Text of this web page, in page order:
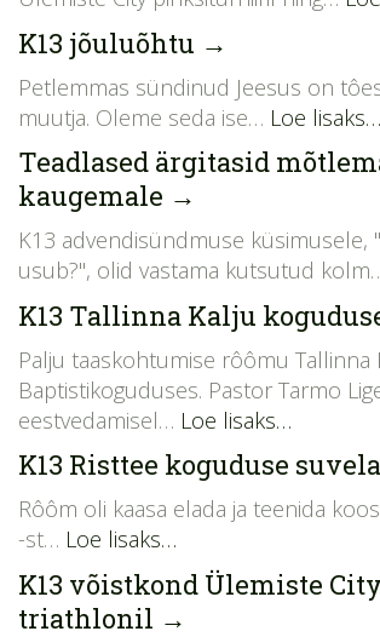
K13 jõuluõhtu →
Petlemmas sündinud Jeesus on
muutja. Oleme seda ise… Loe lisaks…
Teadlased ärgitasid
kaugemale →
K13 advendisündmuse küsimusele,
usub?", olid vastama kutsutud
K13 Tallinna Kalju
Palju taaskohtumise rôômu Tallinna
Baptistikoguduses. Pastor Tarmo
eestvedamisel… Loe lisaks…
K13 Risttee koguduse
Rôôm oli kaasa elada ja teenida
-st… Loe lisaks…
K13 võistkond Ülemiste
triathlonil →